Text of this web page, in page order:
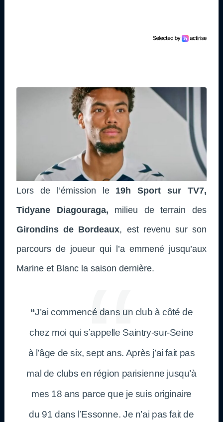
Lors de l’émission le 19h Sport sur TV7,
Tidyane Diagouraga, milieu de terrain des
Girondins de Bordeaux, est revenu sur son
parcours de joueur qui l’a emmené jusqu’aux
Marine et Blanc la saison dernière.
“J’ai commencé dans un club à côté de
chez moi qui s’appelle Saintry-sur-Seine
à l’âge de six, sept ans. Après j’ai fait pas
mal de clubs en région parisienne jusqu’à
mes 18 ans parce que je suis originaire
du 91 dans l’Essonne. Je n’ai pas fait de